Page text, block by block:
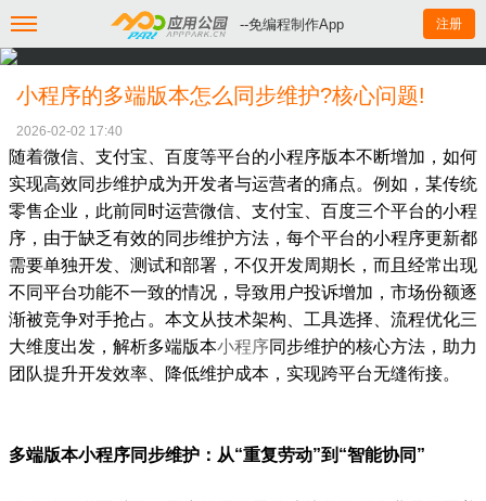
--免编程制作App 注册
小程序的多端版本怎么同步维护?核心问题!
2026-02-02 17:40
随着微信、支付宝、百度等平台的小程序版本不断增加，如何
实现高效同步维护成为开发者与运营者的痛点。例如，某传统
零售企业，此前同时运营微信、支付宝、百度三个平台的小程
序，由于缺乏有效的同步维护方法，每个平台的小程序更新都
需要单独开发、测试和部署，不仅开发周期长，而且经常出现
不同平台功能不一致的情况，导致用户投诉增加，市场份额逐
渐被竞争对手抢占。本文从技术架构、工具选择、流程优化三
大维度出发，解析多端版本小程序同步维护的核心方法，助力
团队提升开发效率、降低维护成本，实现跨平台无缝衔接。
多端版本小程序同步维护：从“重复劳动”到“智能协同”